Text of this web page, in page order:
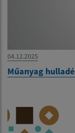
04.12.2025
Műanyag